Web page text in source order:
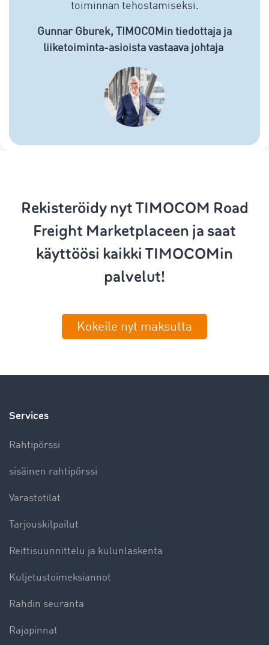
toiminnan tehostamiseksi.
Gunnar Gburek, TIMOCOMin tiedottaja ja
liiketoiminta-asioista vastaava johtaja
Rekisteröidy nyt TIMOCOM Road
Freight Marketplaceen ja saat
käyttöösi kaikki TIMOCOMin
palvelut!
Kokeile nyt maksutta
Services
Rahtipörssi
sisäinen rahtipörssi
Varastotilat
Tarjouskilpailut
Reittisuunnittelu ja kulunlaskenta
Kuljetustoimeksiannot
Rahdin seuranta
Rajapinnat